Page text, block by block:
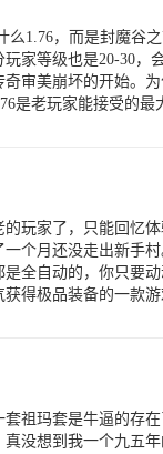
1.76，而是封魔谷
家等级也是20-30，
审美崩坏的开始。
是老玩家能接受的最
玩家了，只能回忆
个月还没走出新手
全自动的，你只要
得极品装备的一款游
祖玛套是牛逼的存
没想到我一个九五